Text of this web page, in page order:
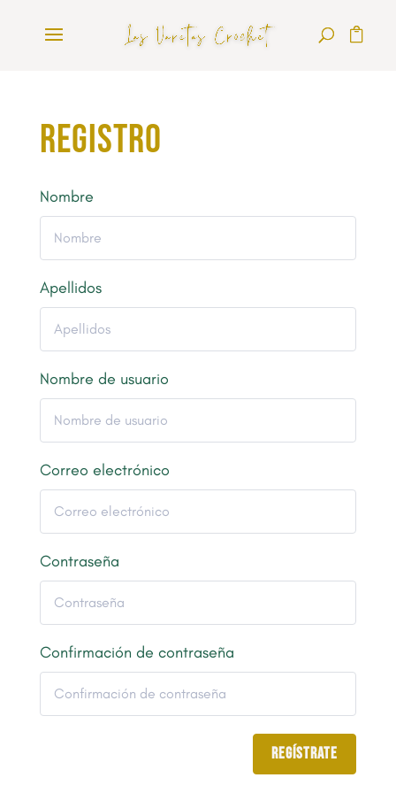
Registro
Nombre
Apellidos
Nombre de usuario
Correo electrónico
Contraseña
Confirmación de contraseña
Regístrate